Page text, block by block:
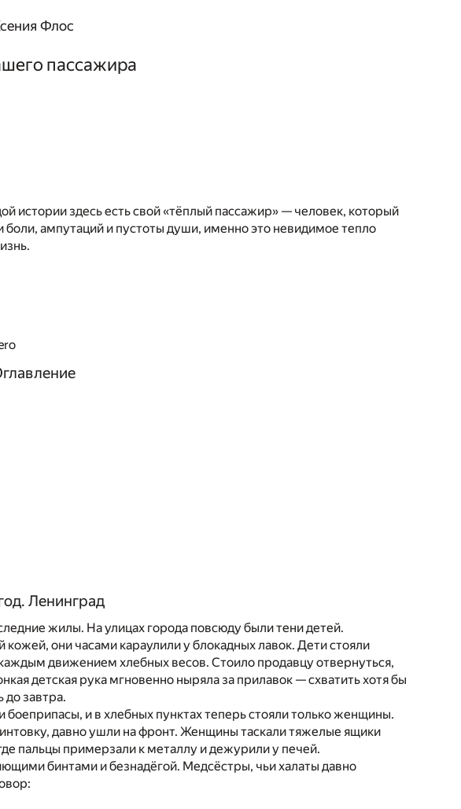
Флос
пассажира
истории здесь есть свой «тёплый пассажир» — человек, который
ампутаций и пустоты души, именно это невидимое тепло
Ленинград
жилы. На улицах города повсюду были тени детей.
они часами караулили у блокадных лавок. Дети стояли
движением хлебных весов. Стоило продавцу отвернуться,
детская рука мгновенно ныряла за прилавок — схватить хотя бы
завтра.
боеприпасы, и в хлебных пунктах теперь стояли только женщины.
давно ушли на фронт. Женщины таскали тяжелые ящики
пальцы примерзали к металлу и дежурили у печей.
бинтами и безнадёгой. Медсёстры, чьи халаты давно